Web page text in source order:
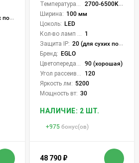
2700-6500K (плавная рег.)
Ширина: 100 мм
Цоколь: LED
1
Защита IP: 20 (для сухих пом.)
Бренд: EGLO
90 (хорошая)
120
Яркость лм: 5200
Мощность вт: 30
НАЛИЧИЕ: 2 ШТ.
+975 бонус(ов)
48 790 ₽